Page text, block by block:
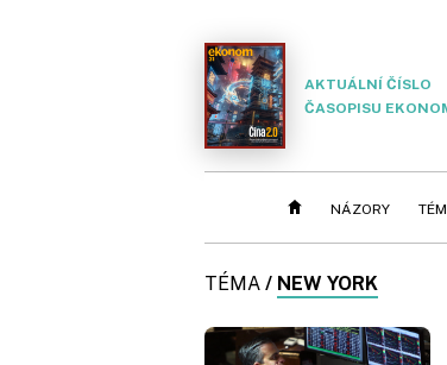
AKTUÁLNÍ ČÍSLO
ČASOPISU
NÁZORY
TÉMA / NEW YORK